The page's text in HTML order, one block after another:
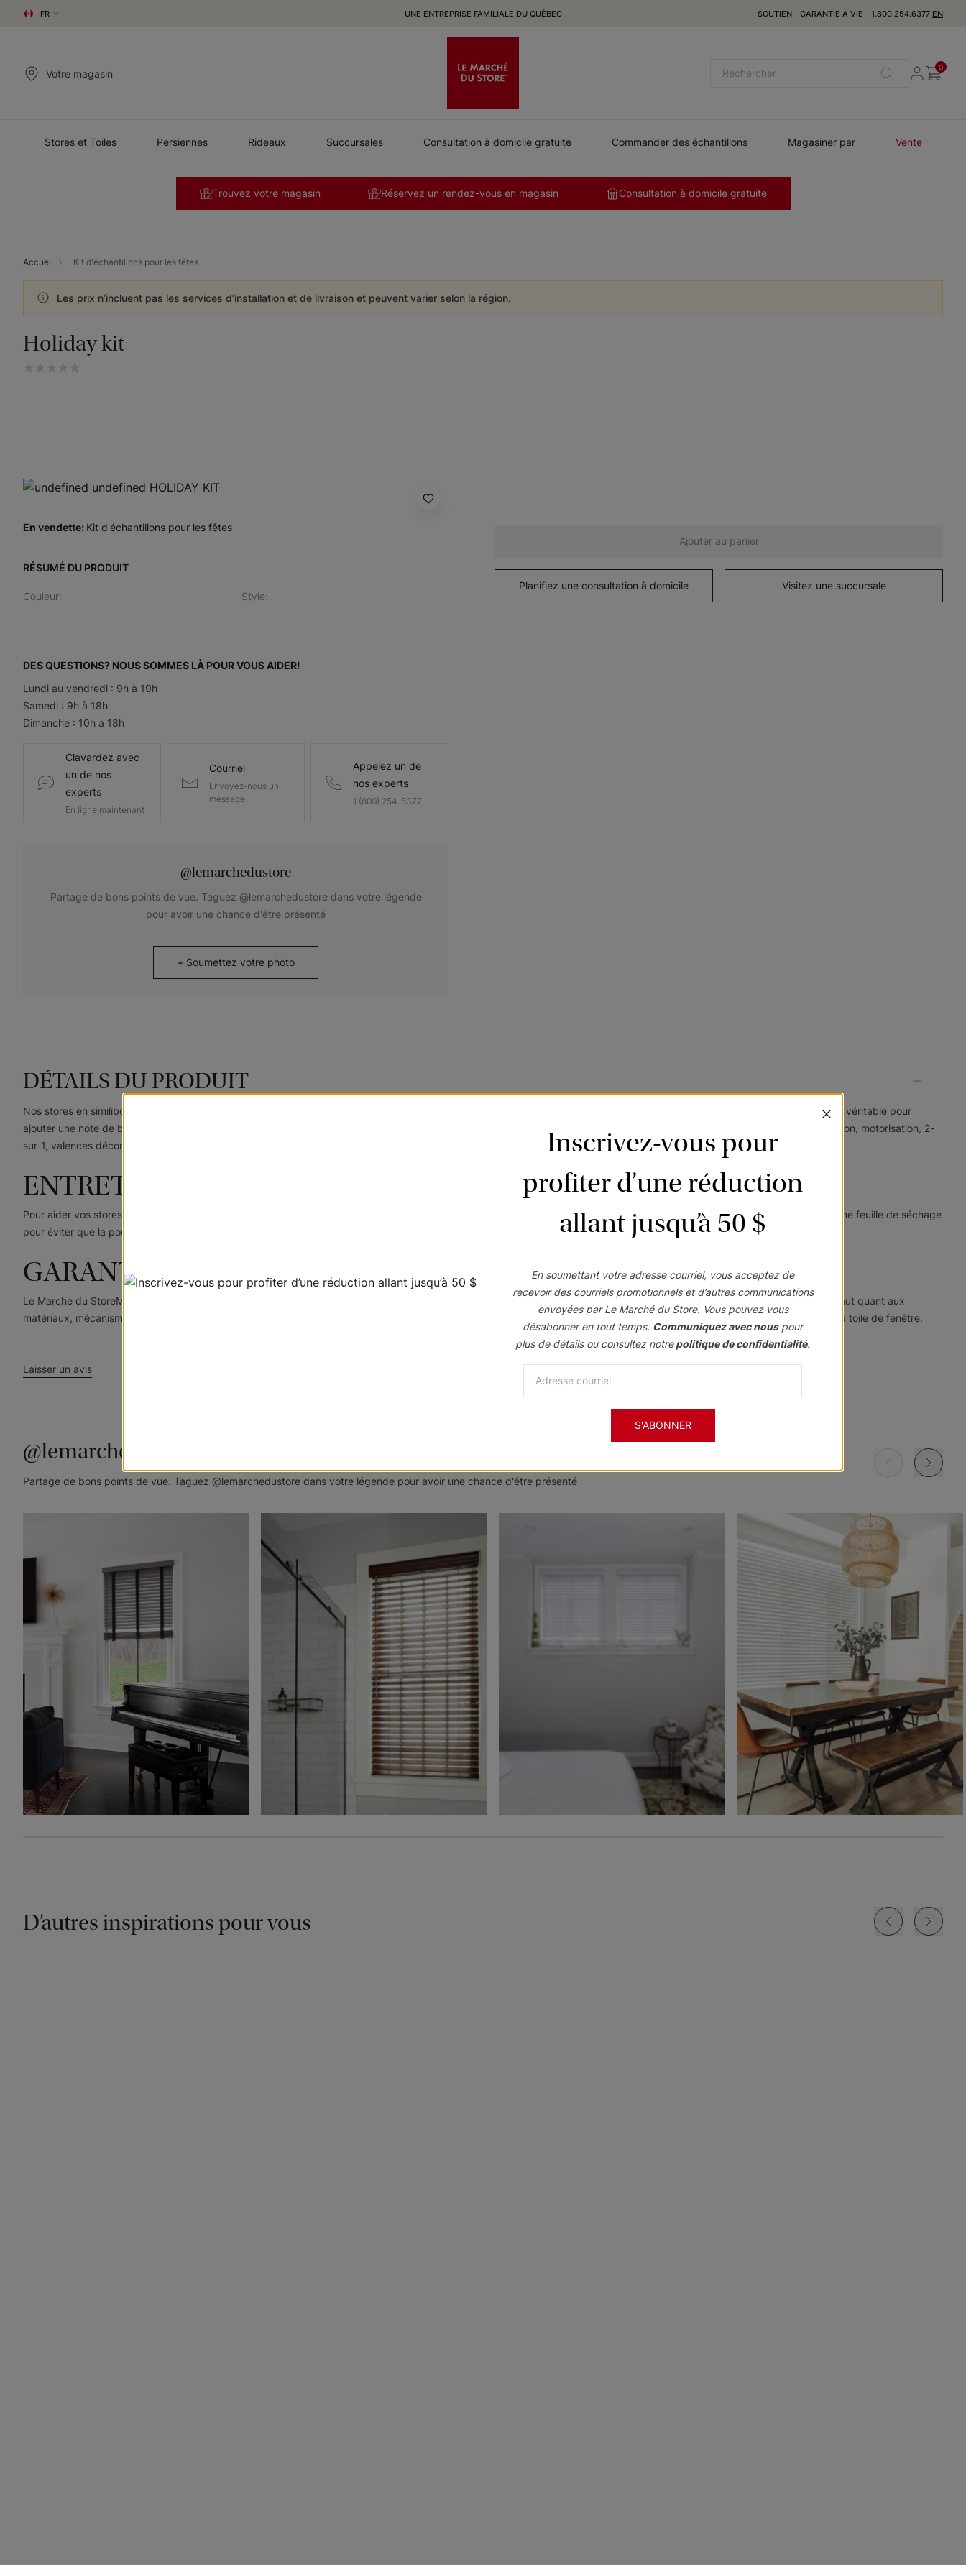
FR UNE ENTREPRISE FAMILIALE DU QUÉBEC SOUTIEN - GARANTIE À VIE - 1.800.254.6377 EN
Votre magasin
0
Stores et Toiles Persiennes Rideaux Succursales Consultation à domicile gratuite Commander des échantillons Magasiner par Vente
Trouvez votre magasin Réservez un rendez-vous en magasin Consultation à domicile gratuite
Accueil Kit d'échantillons pour les fêtes
Les prix n’incluent pas les services d’installation et de livraison et peuvent varier selon la région.
Holiday kit
En vendette: Kit d'échantillons pour les fêtes
RÉSUMÉ DU PRODUIT
Couleur: Style:
DES QUESTIONS? NOUS SOMMES LÀ POUR VOUS AIDER!
Lundi au vendredi : 9h à 19h
Samedi : 9h à 18h
Dimanche : 10h à 18h
Clavardez avec
un de nos
experts
En ligne maintenant
Courriel
Envoyez-nous un
message
Appelez un de
nos experts
1 (800) 254-6377
@lemarchedustore
Partage de bons points de vue. Taguez @lemarchedustore dans votre légende
pour avoir une chance d'être présenté
+ Soumettez votre photo
Ajouter au panier
Planifiez une consultation à domicile Visitez une succursale
DÉTAILS DU PRODUIT
Nos stores en similibois sont une solution décorative durable et polyvalente pour vos fenêtres. De plus ils sont une alternative abordable présentant l’allure et la beauté du bois véritable pour
ajouter une note de bon à toute pièce. Nous offrons un vaste choix de styles et de couleurs, ainsi qu’une palette d’options qui répondront à vos besoins : mécanisme sans cordon, motorisation, 2-
sur-1, valences décoratives et galons en tissu.
ENTRETIEN ET NETTOYAGE
Pour aider vos stores en similibois à garder leur belle apparence, dépoussiérez les lamelles à l'aide d'un chiffon doux ou d'un plumeau. Frottez légèrement chaque latte avec une feuille de séchage
pour éviter que la poussière ne s'accumule trop rapidement.
GARANTIE À VIE
Le Marché du StoreMD est fier de vous offrir une garantie à vie couvrant tous les produits fabriqués sur mesure. Nous garantissons que ces produits ne présentent aucun défaut quant aux
matériaux, mécanismes (dispositif de blocage de cordon et engrenages de basculement de lamelles) et pièces (supports, tiges, embouts, etc.) qui font partie du store ou de la toile de fenêtre.
Laisser un avis
@lemarchedustore
Partage de bons points de vue. Taguez @lemarchedustore dans votre légende pour avoir une chance d'être présenté
D’autres inspirations pour vous
Inscrivez-vous pour
profiter d’une réduction
allant jusqu’à 50 $
En soumettant votre adresse courriel, vous acceptez de
recevoir des courriels promotionnels et d’autres communications
envoyées par Le Marché du Store. Vous pouvez vous
désabonner en tout temps. Communiquez avec nouspour
plus de détails ou consultez notre politique de confidentialité.
S'ABONNER